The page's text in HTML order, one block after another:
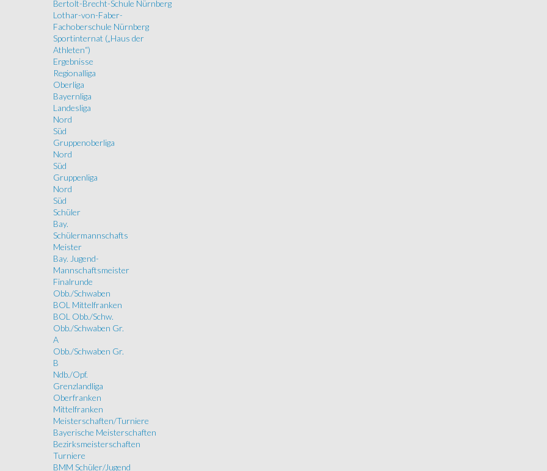
Bertolt-Brecht-Schule Nürnberg
Lothar-von-Faber-
Fachoberschule Nürnberg
Sportinternat („Haus der
Athleten“)
Ergebnisse
Regionalliga
Oberliga
Bayernliga
Landesliga
Nord
Süd
Gruppenoberliga
Nord
Süd
Gruppenliga
Nord
Süd
Schüler
Bay.
Schülermannschafts
Meister
Bay. Jugend-
Mannschaftsmeister
Finalrunde
Obb./Schwaben
BOL Mittelfranken
BOL Obb./Schw.
Obb./Schwaben Gr.
A
Obb./Schwaben Gr.
B
Ndb./Opf.
Grenzlandliga
Oberfranken
Mittelfranken
Meisterschaften/Turniere
Bayerische Meisterschaften
Bezirksmeisterschaften
Turniere
BMM Schüler/Jugend